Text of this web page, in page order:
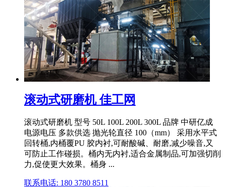
滚动式研磨机 佳工网
滚动式研磨机 型号 50L 100L 200L 300L 品牌 中研亿成
电源电压 多款供选 抛光轮直径 100（mm） 采用水平式
回转桶,内桶覆PU 胶内衬,可耐酸碱、耐磨,减少噪音,又
可防止工作碰损。桶内无内衬,适合金属制品,可加强切削
力,促使更大效果。桶身 ...
联系电话: 180 3780 8511